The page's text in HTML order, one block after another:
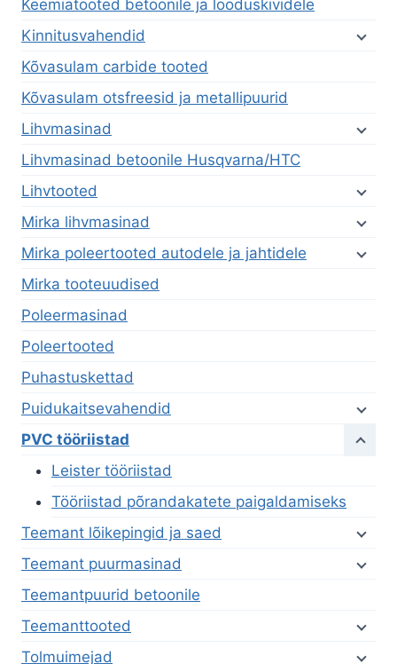
Keemiatooted betoonile ja looduskividele
Kinnitusvahendid
Kõvasulam carbide tooted
Kõvasulam otsfreesid ja metallipuurid
Lihvmasinad
Lihvmasinad betoonile Husqvarna/HTC
Lihvtooted
Mirka lihvmasinad
Mirka poleertooted autodele ja jahtidele
Mirka tooteuudised
Poleermasinad
Poleertooted
Puhastuskettad
Puidukaitsevahendid
PVC tööriistad
Leister tööriistad
Tööriistad põrandakatete paigaldamiseks
Teemant lõikepingid ja saed
Teemant puurmasinad
Teemantpuurid betoonile
Teemanttooted
Tolmuimejad